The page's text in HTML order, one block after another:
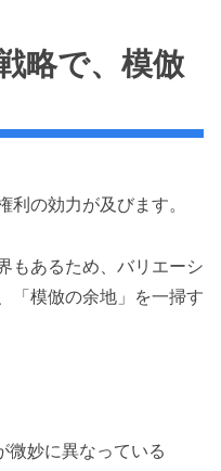
略で、模倣
の効力が及びます。
もあるため、バリエーシ
「模倣の余地」を一掃す
微妙に異なっている